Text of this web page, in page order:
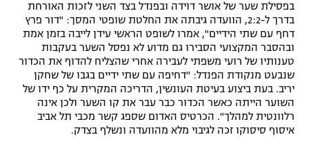
תקנון פעילות ספורט 1
רשיון להקרנה פומבית לבית עסק
הצטרפות לחבילת הערוצים
לוח דרושים – ג'ובנט
בפסילת שער של אושר דוידה ובפנדל בצד השני לזכות האורחת
בדרך ל-2:2, הוועדה גיבתה את החלטת שופטי המסך: "דור פרץ
דחף עם שתי הידיים", אמרו לשופט הראשי עידן לייבה בזמן אמת
ובהסבר המקצועי הסבירו גם מדוע לא נפסל השער בעקבות
טענותיו של רועי משפתי לעבירה אחרי שהצליח להדוף את הכדור
שנבעט מנקודת הפנדל: "דחיפה עם שתי ידיים בגבו של שחקן
יריב. בעת ביצוע בעיטת העונשין, הדריכה המקרית על כף ידו של
השוער הייתה כאשר הכדור כבר עבר את קו השער ולכן אינה
רלוונטית למהלך". הכרטיס האדום שספג קשר מכבי תל אביב
איסוף סיסוקו זכה לגיבוי מלא מהוועדה ונשלף בצדק.